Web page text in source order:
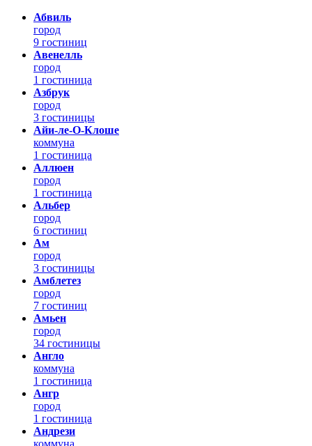
Абвиль
город
9 гостиниц
Авенелль
город
1 гостиница
Азбрук
город
3 гостиницы
Айи-ле-О-Клоше
коммуна
1 гостиница
Аллюен
город
1 гостиница
Альбер
город
6 гостиниц
Ам
город
3 гостиницы
Амблетез
город
7 гостиниц
Амьен
город
34 гостиницы
Англо
коммуна
1 гостиница
Ангр
город
1 гостиница
Андрези
коммуна